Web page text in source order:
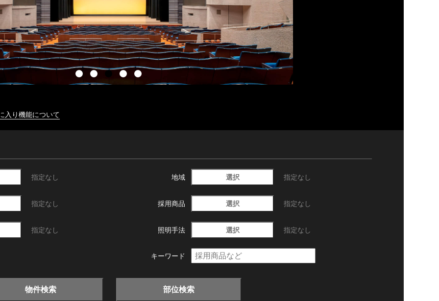
入り機能について
指定なし 地域 選択 指定なし
指定なし 採用商品 選択 指定なし
指定なし 照明手法 選択 指定なし
キーワード
物件検索 部位検索